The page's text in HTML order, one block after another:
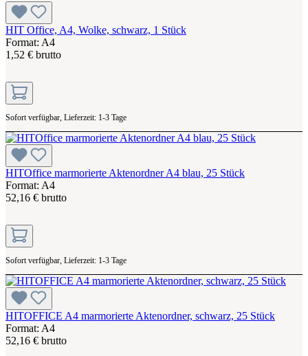
HIT Office, A4, Wolke, schwarz, 1 Stück
Format: A4
1,52 € brutto
Sofort verfügbar, Lieferzeit: 1-3 Tage
HITOffice marmorierte Aktenordner A4 blau, 25 Stück
Format: A4
52,16 € brutto
Sofort verfügbar, Lieferzeit: 1-3 Tage
HITOFFICE A4 marmorierte Aktenordner, schwarz, 25 Stück
Format: A4
52,16 € brutto